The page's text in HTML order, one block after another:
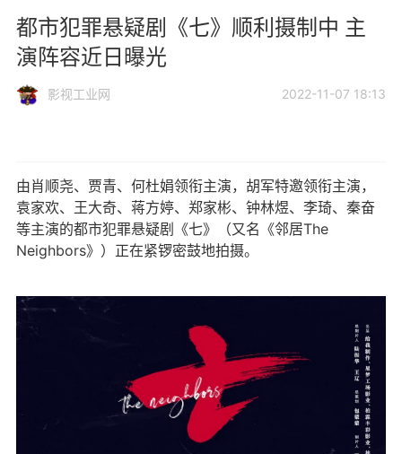
都市犯罪悬疑剧《七》顺利摄制中 主
演阵容近日曝光
影视工业网 2022-11-07 18:13
由肖顺尧、贾青、何杜娟领衔主演，胡军特邀领衔主演，
袁家欢、王大奇、蒋方婷、郑家彬、钟林煜、李琦、秦奋
等主演的都市犯罪悬疑剧《七》（又名《邻居The
Neighbors》）正在紧锣密鼓地拍摄。